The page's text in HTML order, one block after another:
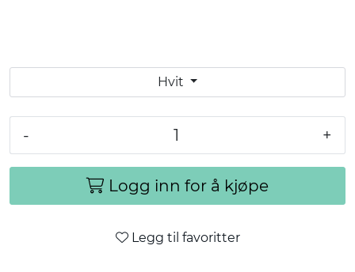
Hvit
- +
Logg inn for å kjøpe
Legg til favoritter